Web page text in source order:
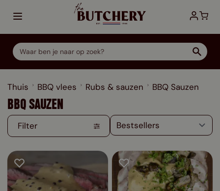
Thuis BBQ vlees Rubs & sauzen BBQ Sauzen
BBQ SAUZEN
Filter